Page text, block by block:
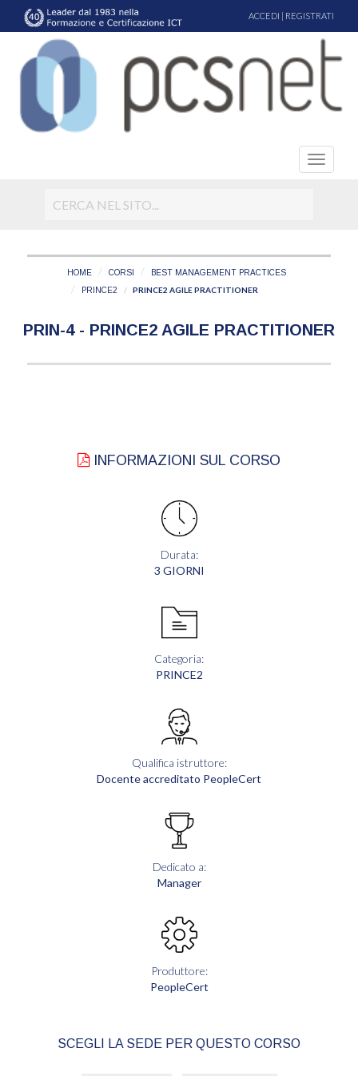
ACCEDI | REGISTRATI
HOME CORSI
BEST MANAGEMENT PRACTICES
PRINCE2
PRINCE2 AGILE PRACTITIONER
PRIN-4 - PRINCE2 AGILE PRACTITIONER
INFORMAZIONI SUL CORSO
Durata:
3 GIORNI
Categoria:
PRINCE2
Qualifica istruttore:
Docente accreditato PeopleCert
Dedicato a:
Manager
Produttore:
PeopleCert
SCEGLI LA SEDE PER QUESTO CORSO